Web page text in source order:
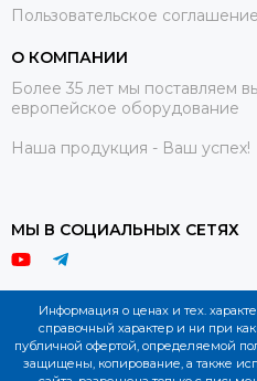
Пользовательское соглашение
О КОМПАНИИ
Более 35 лет мы поставляем
европейское оборудование
Наша продукция - Ваш успех!
МЫ В СОЦИАЛЬНЫХ СЕТЯХ
Информация о ценах и тех.
справочный характер и ни при
публичной офертой, определяемой
защищены, копирование, а также